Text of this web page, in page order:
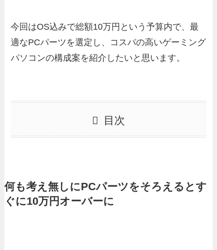
今回はOS込みで総額10万円という予算内で、最
適なPCパーツを選定し、コスパの高いゲーミング
パソコンの構成案を紹介したいと思います。
目次
何も考え無しにPCパーツをそろえるとす
ぐに10万円オーバーに